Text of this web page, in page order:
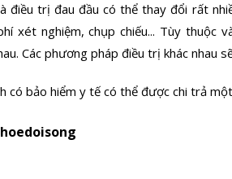
điều trị đau đầu có thể thay đổi rất
xét nghiệm, chụp chiếu... Tùy
Các phương pháp điều trị khác nhau
có bảo hiểm y tế có thể được chi trả